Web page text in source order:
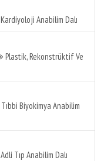
Kardiyoloji Anabilim Dalı
Plastik, Rekonstrüktif Ve
Tıbbi Biyokimya Anabilim
Adli Tıp Anabilim Dalı